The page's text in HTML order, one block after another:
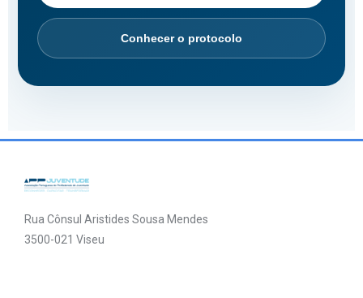
Conhecer o protocolo
Rua Cônsul Aristides Sousa Mendes
3500-021 Viseu